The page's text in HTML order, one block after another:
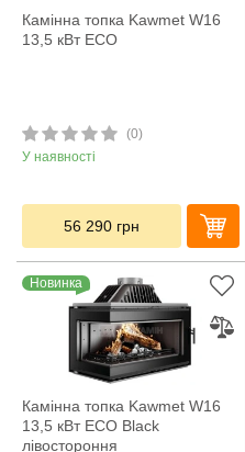
Камінна топка Kawmet W16
13,5 кВт ECO
(0)
У наявності
56 290 грн
Новинка
Камінна топка Kawmet W16
13,5 кВт ECO Black
лівостороння